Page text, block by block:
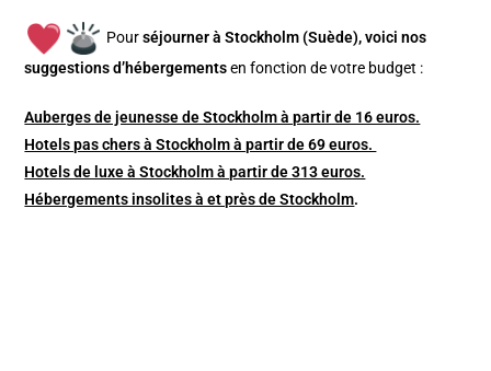
Pourséjourner à Stockholm (Suède), voici nos
suggestions d’hébergements en fonction de votre budget :
Auberges de jeunesse de Stockholm à partir de 16 euros.
Hotels pas chers à Stockholm à partir de 69 euros.
Hotels de luxe à Stockholm à partir de 313 euros.
Hébergements insolites à et près de Stockholm.